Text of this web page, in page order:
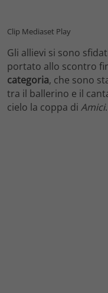
Clip Mediaset Play
Gli allievi si sono
portato allo scontro
categoria, che sono
tra il ballerino e il
cielo la coppa di Amici.